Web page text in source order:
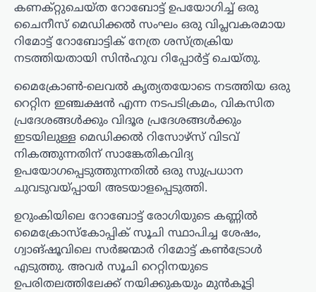
കണക്റ്റുചെയ്‌ത റോബോട്ട് ഉപയോഗിച്ച് ഒരു
ചൈനീസ് മെഡിക്കൽ സംഘം ഒരു വിപ്ലവകരമായ
റിമോട്ട് റോബോട്ടിക് നേത്ര ശസ്ത്രക്രിയ
നടത്തിയതായി സിൻഹുവ റിപ്പോർട്ട് ചെയ്തു.
മൈക്രോൺ-ലെവൽ കൃത്യതയോടെ നടത്തിയ ഒരു
റെറ്റിന ഇഞ്ചക്ഷൻ എന്ന നടപടിക്രമം, വികസിത
പ്രദേശങ്ങൾക്കും വിദൂര പ്രദേശങ്ങൾക്കും
ഇടയിലുള്ള മെഡിക്കൽ റിസോഴ്‌സ് വിടവ്
നികത്തുന്നതിന് സാങ്കേതികവിദ്യ
ഉപയോഗപ്പെടുത്തുന്നതിൽ ഒരു സുപ്രധാന
ചുവടുവയ്പ്പായി അടയാളപ്പെടുത്തി.
ഉറുംകിയിലെ റോബോട്ട് രോഗിയുടെ കണ്ണിൽ
മൈക്രോസ്കോപ്പിക് സൂചി സ്ഥാപിച്ച ശേഷം,
ഗ്വാങ്‌ഷൂവിലെ സർജന്മാർ റിമോട്ട് കൺട്രോൾ
എടുത്തു. അവർ സൂചി റെറ്റിനയുടെ
ഉപരിതലത്തിലേക്ക് നയിക്കുകയും മുൻകൂട്ടി